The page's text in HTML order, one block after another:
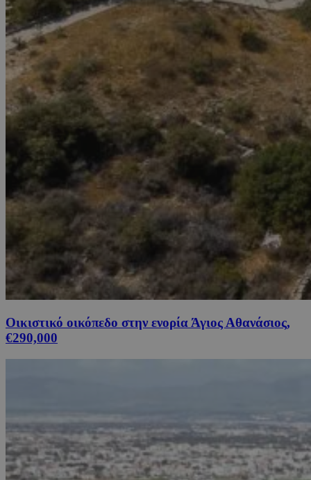
Οικιστικό οικόπεδο στην ενορία Άγιος Αθανάσιος,
€290,000